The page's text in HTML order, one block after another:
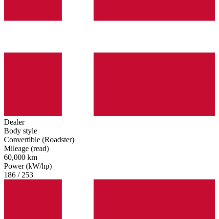
Dealer
Body style
Convertible (Roadster)
Mileage (read)
60,000 km
Power (kW/hp)
186 / 253